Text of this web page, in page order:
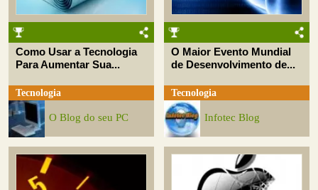
Como Usar a Tecnologia
Para Aumentar Sua...
Tecnologia
O Blog do seu PC
O Maior Evento Mundial
de Desenvolvimento de...
Tecnologia
Infotec Blog